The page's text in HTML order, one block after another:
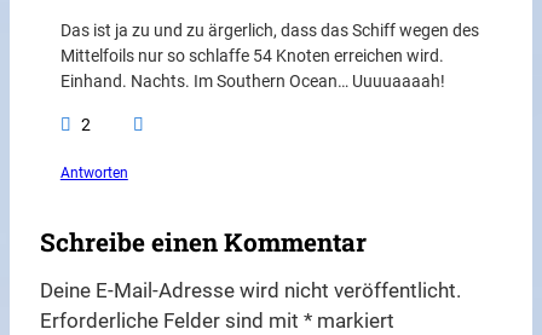
Das ist ja zu und zu ärgerlich, dass das Schiff wegen des
Mittelfoils nur so schlaffe 54 Knoten erreichen wird.
Einhand. Nachts. Im Southern Ocean… Uuuuaaaah!
2
Antworten
Schreibe einen Kommentar
Deine E-Mail-Adresse wird nicht veröffentlicht.
Erforderliche Felder sind mit* markiert